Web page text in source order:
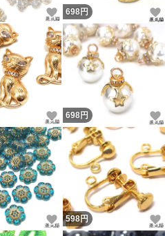
いいね！
698円
いいね！
698円
いいね！
598円